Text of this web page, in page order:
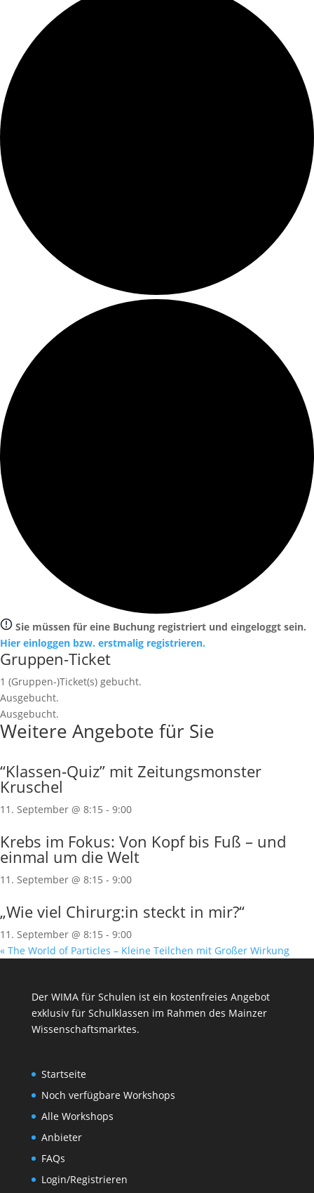
Sie müssen für eine Buchung registriert und eingeloggt sein.
Hier einloggen bzw. erstmalig registrieren.
Gruppen-Ticket
1 (Gruppen-)Ticket(s) gebucht.
Ausgebucht.
Ausgebucht.
Weitere Angebote für Sie
“Klassen‐Quiz” mit Zeitungsmonster
Kruschel
11. September @ 8:15 - 9:00
Krebs im Fokus: Von Kopf bis Fuß – und
einmal um die Welt
11. September @ 8:15 - 9:00
„Wie viel Chirurg:in steckt in mir?“
11. September @ 8:15 - 9:00
« The World of Particles – Kleine Teilchen mit Großer Wirkung
Der WIMA für Schulen ist ein kostenfreies Angebot
exklusiv für Schulklassen im Rahmen des Mainzer
Wissenschaftsmarktes.
Startseite
Noch verfügbare Workshops
Alle Workshops
Anbieter
FAQs
Login/Registrieren